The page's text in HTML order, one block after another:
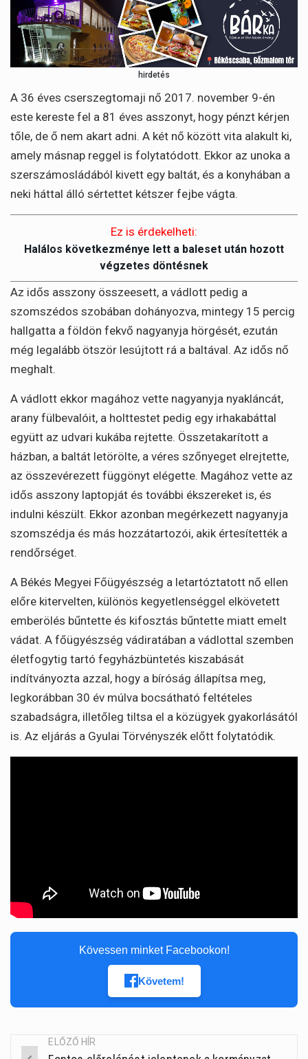
hirdetés
A 36 éves cserszegtomaji nő 2017. november 9-én
este kereste fel a 81 éves asszonyt, hogy pénzt kérjen
tőle, de ő nem akart adni. A két nő között vita alakult ki,
amely másnap reggel is folytatódott. Ekkor az unoka a
szerszámosládából kivett egy baltát, és a konyhában a
neki háttal álló sértettet kétszer fejbe vágta.
Ez is érdekelheti:
Halálos következménye lett a baleset után hozott
végzetes döntésnek
Az idős asszony összeesett, a vádlott pedig a
szomszédos szobában dohányozva, mintegy 15 percig
hallgatta a földön fekvő nagyanyja hörgését, ezután
még legalább ötször lesújtott rá a baltával. Az idős nő
meghalt.
A vádlott ekkor magához vette nagyanyja nyakláncát,
arany fülbevalóit, a holttestet pedig egy irhakabáttal
együtt az udvari kukába rejtette. Összetakarított a
házban, a baltát letörölte, a véres szőnyeget elrejtette,
az összevérezett függönyt elégette. Magához vette az
idős asszony laptopját és további ékszereket is, és
indulni készült. Ekkor azonban megérkezett nagyanyja
szomszédja és más hozzátartozói, akik értesítették a
rendőrséget.
A Békés Megyei Főügyészség a letartóztatott nő ellen
előre kitervelten, különös kegyetlenséggel elkövetett
emberölés bűntette és kifosztás bűntette miatt emelt
vádat. A főügyészség vádiratában a vádlottal szemben
életfogytig tartó fegyházbüntetés kiszabását
indítványozta azzal, hogy a bíróság állapítsa meg,
legkorábban 30 év múlva bocsátható feltételes
szabadságra, illetőleg tiltsa el a közügyek gyakorlásától
is. Az eljárás a Gyulai Törvényszék előtt folytatódik.
Kövessen minket Facebookon!
Követem!
ELŐZŐ HÍR